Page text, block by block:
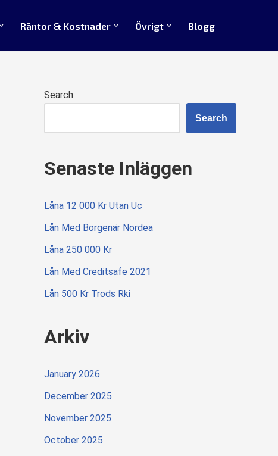
Räntor & Kostnader Övrigt Blogg
Search
Search
Senaste Inläggen
Låna 12 000 Kr Utan Uc
Lån Med Borgenär Nordea
Låna 250 000 Kr
Lån Med Creditsafe 2021
Lån 500 Kr Trods Rki
Arkiv
January 2026
December 2025
November 2025
October 2025